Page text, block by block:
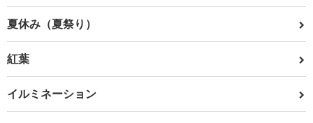
夏休み（夏祭り）
紅葉
イルミネーション